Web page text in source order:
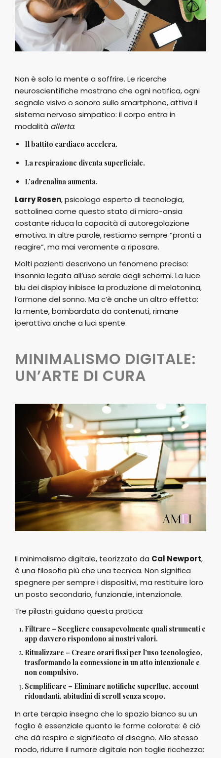
Non è solo la mente a soffrire. Le ricerche
neuroscientifiche mostrano che ogni notifica, ogni
segnale visivo o sonoro sullo smartphone, attiva il
sistema nervoso simpatico: il corpo entra in
modalità allerta.
Il battito cardiaco accelera.
La respirazione diventa superficiale.
L’adrenalina aumenta.
Larry Rosen, psicologo esperto di tecnologia,
sottolinea come questo stato di micro-ansia
costante riduca la capacità di autoregolazione
emotiva. In altre parole, restiamo sempre “pronti a
reagire”, ma mai veramente a riposare.
Molti pazienti descrivono un fenomeno preciso:
insonnia legata all’uso serale degli schermi. La luce
blu dei display inibisce la produzione di melatonina,
l’ormone del sonno. Ma c’è anche un altro effetto:
la mente, bombardata da contenuti, rimane
iperattiva anche a luci spente.
MINIMALISMO DIGITALE:
UN’ARTE DI CURA
Il minimalismo digitale, teorizzato da Cal Newport,
è una filosofia più che una tecnica. Non significa
spegnere per sempre i dispositivi, ma restituire loro
un posto secondario, funzionale, intenzionale.
Tre pilastri guidano questa pratica:
Filtrare – Scegliere consapevolmente quali strumenti e
app davvero rispondono ai nostri valori.
Ritualizzare – Creare orari fissi per l’uso tecnologico,
trasformando la connessione in un atto intenzionale e
non compulsivo.
Semplificare – Eliminare notifiche superflue, account
ridondanti, abitudini di scroll senza scopo.
In arte terapia insegno che lo spazio bianco su un
foglio è essenziale quanto le forme colorate: è ciò
che dà respiro e significato al disegno. Allo stesso
modo, ridurre il rumore digitale non toglie ricchezza: